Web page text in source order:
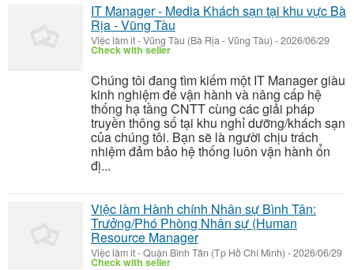
IT Manager - Media Khách sạn tại khu vực Bà
Rịa - Vũng Tàu
Việc làm it-Vũng Tàu (Bà Rịa - Vũng Tàu) -2026/06/29
Check with seller
Chúng tôi đang tìm kiếm một IT Manager giàu
kinh nghiệm để vận hành và nâng cấp hệ
thống hạ tầng CNTT cùng các giải pháp
truyền thông số tại khu nghỉ dưỡng/khách sạn
của chúng tôi. Bạn sẽ là người chịu trách
nhiệm đảm bảo hệ thống luôn vận hành ổn
đị...
Việc làm Hành chính Nhân sự Bình Tân:
Trưởng/Phó Phòng Nhân sự (Human
Resource Manager
Việc làm it-Quận Bình Tân (Tp Hồ Chí Minh) -2026/06/29
Check with seller